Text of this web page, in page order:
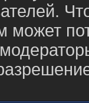
может